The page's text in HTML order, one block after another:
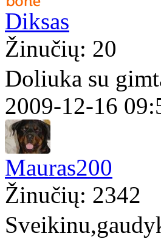
Diksas
Žinučių: 20
Doliuka su
2009-12-16
Mauras200
Žinučių: 2342